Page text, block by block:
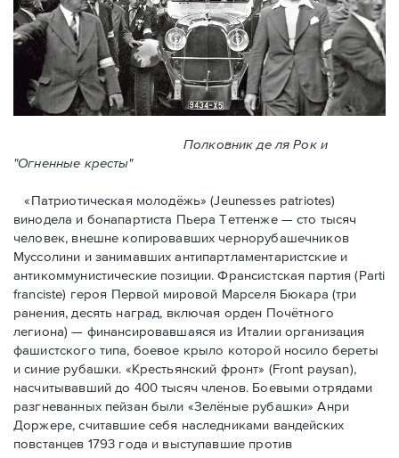
Полковник де ля Рок и
"Огненные кресты"
«Патриотическая молодёжь» (Jeunesses patriotes)
винодела и бонапартиста Пьера Тeттенже — cто тысяч
человек, внешне копировавших чернорубашечников
Муссолини и занимавших антипартламентаристские и
антикоммунистические позиции. Франсистская партия (Parti
franciste) героя Первой мировой Марселя Бюкара (три
ранения, десять наград, включая орден Почётного
легиона) — финансировавшаяся из Италии организация
фашистского типа, боевое крыло которой носило береты
и синие рубашки. «Крестьянский фронт» (Front paysan),
насчитывавший до 400 тысяч членов. Боевыми отрядами
разгневанных пейзан были «Зелёные рубашки» Анри
Доржере, считавшие себя наследниками вандейских
повстанцев 1793 года и выступавшие против